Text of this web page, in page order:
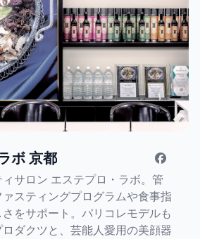
ボ 京都
サロン エステプロ・ラボ。管
スティングプログラムや食事指
をサポート。パリコレモデルも
ダクツと、芸能人愛用の美顔器